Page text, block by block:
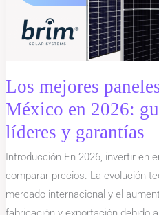
Los mejores
México en 2026:
líderes y garantías
Introducción En 2026, invertir en
comparar precios. La evolución
mercado internacional y el
México
2026:
de
líderes
y
garantías